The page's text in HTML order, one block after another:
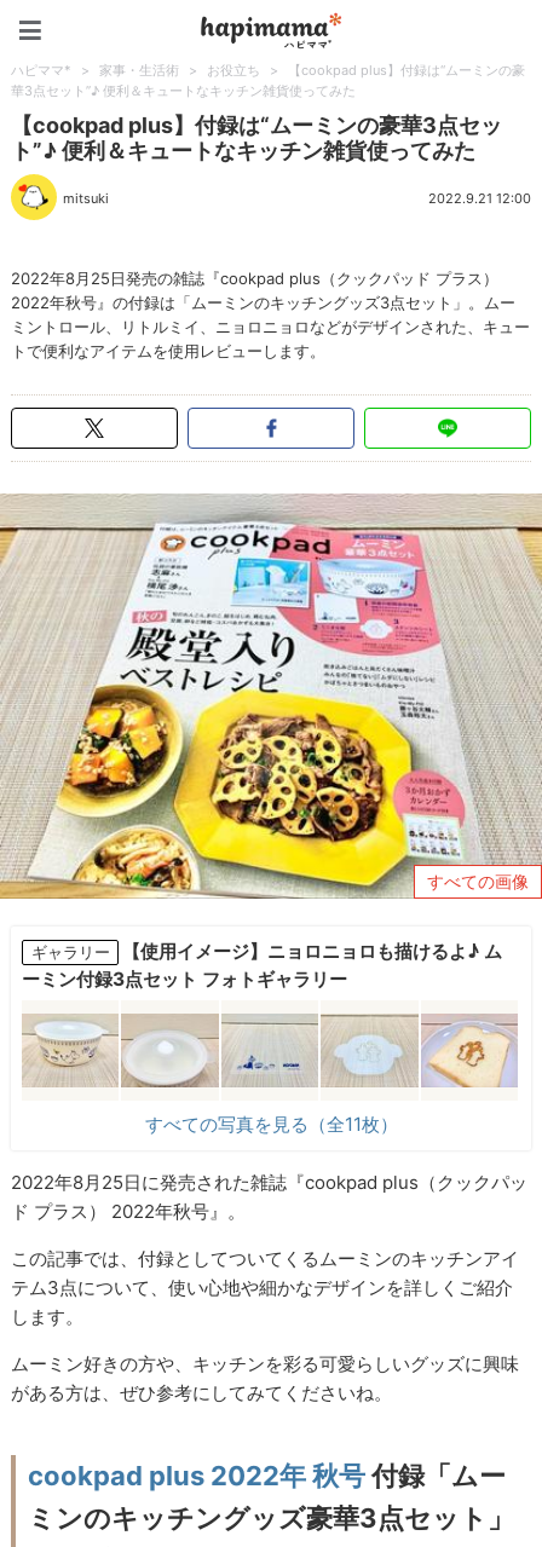
ハピママ* > 家事・生活術 > お役立ち >
【cookpad plus】付録は“ムーミンの豪
華3点セット”♪ 便利＆キュートなキッチン雑貨使ってみた
【cookpad plus】付録は“ムーミンの豪華3点セッ
ト”♪ 便利＆キュートなキッチン雑貨使ってみた
mitsuki 2022.9.21 12:00
2022年8月25日発売の雑誌『cookpad plus（クックパッド プラス）
2022年秋号』の付録は「ムーミンのキッチングッズ3点セット」。ムー
ミントロール、リトルミイ、ニョロニョロなどがデザインされた、キュー
トで便利なアイテムを使用レビューします。
すべての画像
ギャラリー
【使用イメージ】ニョロニョロも描けるよ♪ ム
ーミン付録3点セット フォトギャラリー
すべての写真を見る（全11枚）
2022年8月25日に発売された雑誌『cookpad plus（クックパッ
ド プラス） 2022年秋号』。
この記事では、付録としてついてくるムーミンのキッチンアイ
テム3点について、使い心地や細かなデザインを詳しくご紹介
します。
ムーミン好きの方や、キッチンを彩る可愛らしいグッズに興味
がある方は、ぜひ参考にしてみてくださいね。
cookpad plus 2022年 秋号付録「ムー
ミンのキッチングッズ豪華3点セット」